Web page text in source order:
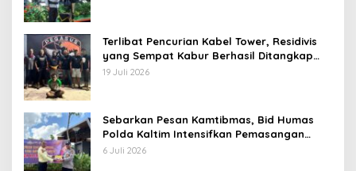
Terlibat Pencurian Kabel Tower, Residivis
yang Sempat Kabur Berhasil Ditangkap
Tim Gabungan di Jeneponto
19 Juli 2026
Sebarkan Pesan Kamtibmas, Bid Humas
Polda Kaltim Intensifkan Pemasangan
Spanduk serta Pembagian Stiker
6 Juli 2026